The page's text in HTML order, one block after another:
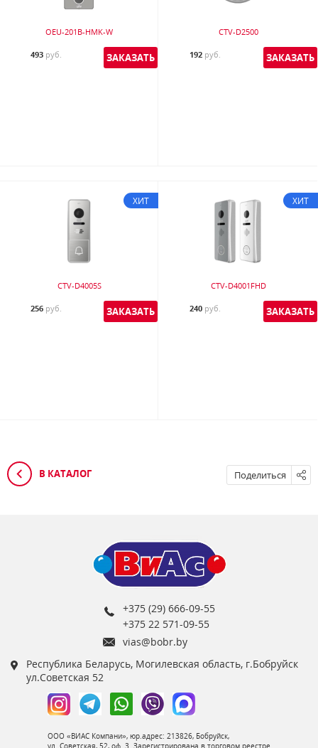
OEU-201B-HMK-W
493 руб. ЗАКАЗАТЬ
CTV-D2500
192 руб. ЗАКАЗАТЬ
ХИТ
CTV-D4005S
256 руб. ЗАКАЗАТЬ
ХИТ
CTV-D4001FHD
240 руб. ЗАКАЗАТЬ
В КАТАЛОГ Поделиться
+375 (29) 666-09-55
+375 22 571-09-55
vias@bobr.by
Республика Беларусь, Могилевская область, г.Бобруйск
ул.Советская 52
ООО «ВИАС Компани», юр.адрес: 213826, Бобруйск,
ул. Советская, 52, оф. 3. Зарегистрирована в торговом реестре